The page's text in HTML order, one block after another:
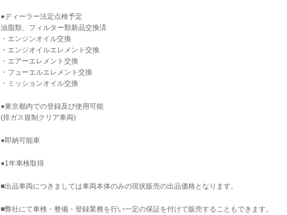
●ディーラー法定点検予定
油脂類、フィルター類新品交換済
・エンジンオイル交換
・エンジオイルエレメント交換
・エアーエレメント交換
・フューエルエレメント交換
・ミッションオイル交換
●東京都内での登録及び使用可能
(排ガス規制クリア車両)
●即納可能車
●1年車検取得
■出品車両につきましては車両本体のみの現状販売の出品価格となります。
■弊社にて車検・整備・登録業務を行い一定の保証を付けて販売することもできます。